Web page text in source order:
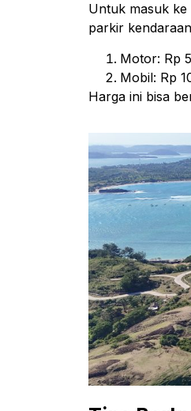
Untuk masuk ke
parkir
Motor: Rp
Mobil: Rp
Harga ini bisa